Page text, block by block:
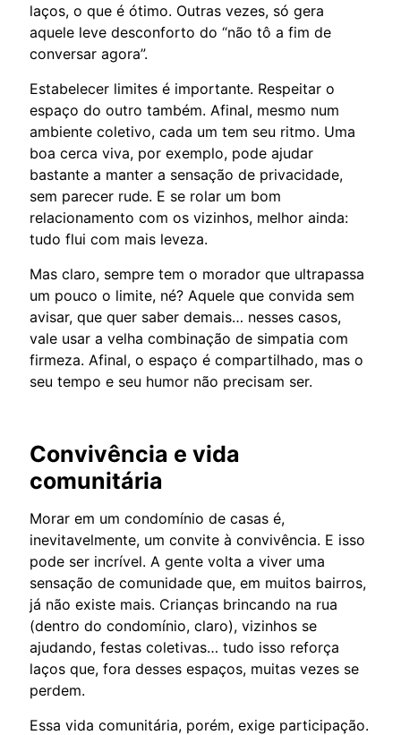
laços, o que é ótimo. Outras vezes, só gera
aquele leve desconforto do “não tô a fim de
conversar agora”.
Estabelecer limites é importante. Respeitar o
espaço do outro também. Afinal, mesmo num
ambiente coletivo, cada um tem seu ritmo. Uma
boa cerca viva, por exemplo, pode ajudar
bastante a manter a sensação de privacidade,
sem parecer rude. E se rolar um bom
relacionamento com os vizinhos, melhor ainda:
tudo flui com mais leveza.
Mas claro, sempre tem o morador que ultrapassa
um pouco o limite, né? Aquele que convida sem
avisar, que quer saber demais… nesses casos,
vale usar a velha combinação de simpatia com
firmeza. Afinal, o espaço é compartilhado, mas o
seu tempo e seu humor não precisam ser.
Convivência e vida
comunitária
Morar em um condomínio de casas é,
inevitavelmente, um convite à convivência. E isso
pode ser incrível. A gente volta a viver uma
sensação de comunidade que, em muitos bairros,
já não existe mais. Crianças brincando na rua
(dentro do condomínio, claro), vizinhos se
ajudando, festas coletivas… tudo isso reforça
laços que, fora desses espaços, muitas vezes se
perdem.
Essa vida comunitária, porém, exige participação.